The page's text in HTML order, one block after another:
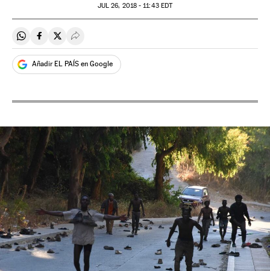
JUL 26, 2018 - 11:43EDT
Compartir en Whatsapp
Compartir en Facebook
Compartir en Twitter
Desplegar Redes Sociales
Añadir EL PAÍS en Google